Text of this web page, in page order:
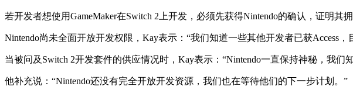
若开发者想使用GameMaker在Switch 2上开发，必须先获得Nintendo的确认，证明
Nintendo尚未全面开放开发权限，Kay表示：“我们知道一些其他开发者已获Access
当被问及Switch 2开发套件的供应情况时，Kay表示：“Nintendo一直保持神秘，我
他补充说：“Nintendo还没有完全开放开发资源，我们也在等待他们的下一步计划。”